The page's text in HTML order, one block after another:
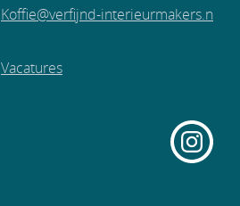
Koffie@verfijnd-interieurmakers.n
Vacatures